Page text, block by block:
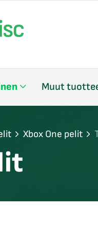
Muut
Xbox One pelit